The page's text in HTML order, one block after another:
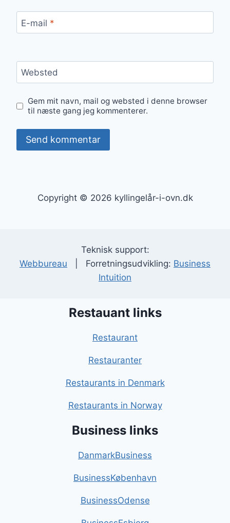
E-mail *
Websted
Gem mit navn, mail og websted i denne browser
til næste gang jeg kommenterer.
Copyright © 2026 kyllingelår-i-ovn.dk
Teknisk support:
Webbureau | Forretningsudvikling: Business
Intuition
Restauant links
Restaurant
Restauranter
Restaurants in Denmark
Restaurants in Norway
Business links
DanmarkBusiness
BusinessKøbenhavn
BusinessOdense